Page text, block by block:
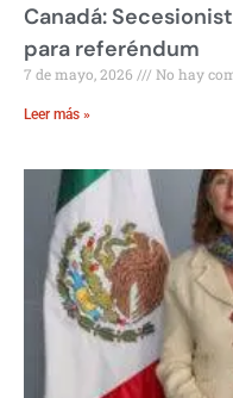
Canadá:
para referéndum
7 de mayo, 2026 No hay
Leer más »